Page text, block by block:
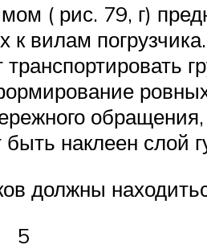
( рис. 79, г)
к вилам
наклеен слой
должны
5